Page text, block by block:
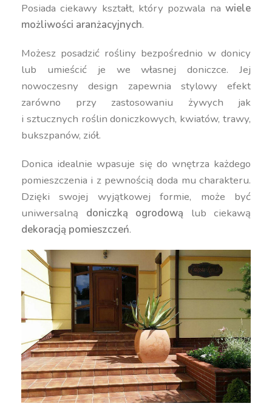
Posiada ciekawy kształt, który pozwala na wiele
możliwości aranżacyjnych.
Możesz posadzić rośliny bezpośrednio w donicy
lub umieścić je we własnej doniczce. Jej
nowoczesny design zapewnia stylowy efekt
zarówno przy zastosowaniu żywych jak
i sztucznych roślin doniczkowych, kwiatów, trawy,
bukszpanów, ziół.
Donica idealnie wpasuje się do wnętrza każdego
pomieszczenia i z pewnością doda mu charakteru.
Dzięki swojej wyjątkowej formie, może być
uniwersalną doniczką ogrodową lub ciekawą
dekoracją pomieszczeń.